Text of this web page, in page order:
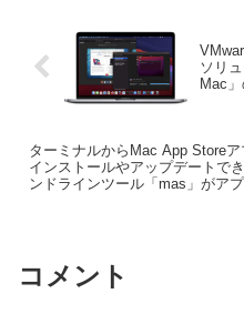
ソリ
Mac
ターミナルからMac App Storeア
インストールやアップデートで
ンドラインツール「mas」がア
コメント